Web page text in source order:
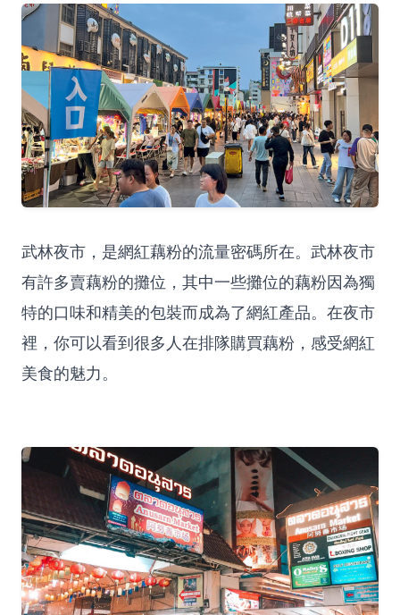
武林夜市，是網紅藕粉的流量密碼所在。武林夜市
有許多賣藕粉的攤位，其中一些攤位的藕粉因為獨
特的口味和精美的包裝而成為了網紅產品。在夜市
裡，你可以看到很多人在排隊購買藕粉，感受網紅
美食的魅力。